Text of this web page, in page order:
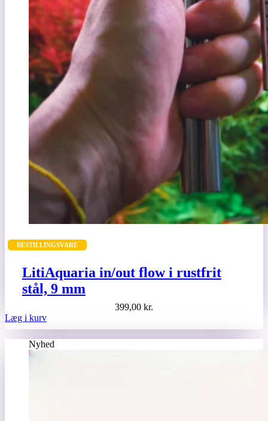
BESTILLINGSVARE
LitiAquaria in/out flow i rustfrit
stål, 9 mm
399,00 kr.
Læg i kurv
Nyhed